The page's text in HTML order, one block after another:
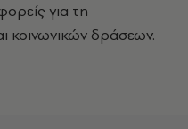
για τη
κοινωνικών δράσεων.